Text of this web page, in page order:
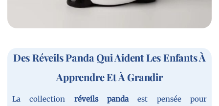
Des Réveils Panda Qui Aident Les Enfants À
Apprendre Et À Grandir
La collection réveils pandaest pensée pour